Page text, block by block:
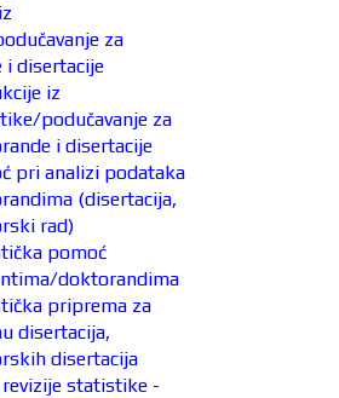
za
i disertacije
iz
podučavanje za
i disertacije
pri analizi podataka
(disertacija,
rad)
pomoć
doktorandima
priprema za
disertacija,
disertacija
revizije statistike -